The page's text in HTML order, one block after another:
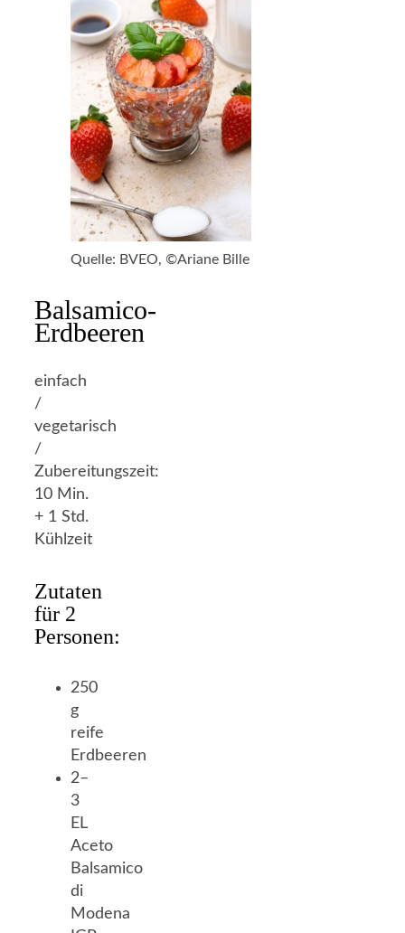
Quelle: BVEO, ©Ariane Bille
Balsamico-
Erdbeeren
einfach
/
vegetarisch
/
Zubereitungszeit:
10 Min.
+ 1 Std.
Kühlzeit
Zutaten
für 2
Personen:
250
g
reife
Erdbeeren
2–
3
EL
Aceto
Balsamico
di
Modena